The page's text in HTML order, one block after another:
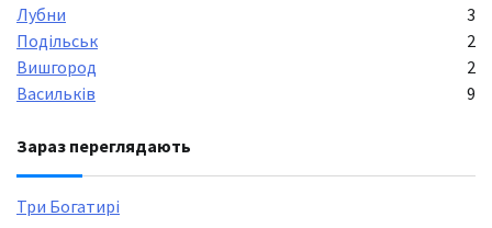
Лубни
3
Подільськ
2
Вишгород
2
Васильків
9
Зараз переглядають
Три Богатирі